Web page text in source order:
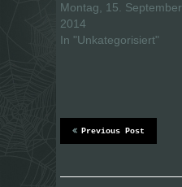
u
i
d
i
n
n
e
u
i
e
Montag, 15. September
2014
In "Unkategorisiert"
Previous Post